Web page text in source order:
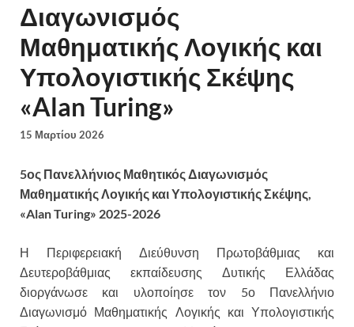
Διαγωνισμός
Μαθηματικής Λογικής και
Υπολογιστικής Σκέψης
«Alan Turing»
15 Μαρτίου 2026
5ος Πανελλήνιος Μαθητικός Διαγωνισμός
Μαθηματικής Λογικής και Υπολογιστικής Σκέψης,
«Alan Turing» 2025-2026
Η Περιφερειακή Διεύθυνση Πρωτοβάθμιας και
Δευτεροβάθμιας εκπαίδευσης Δυτικής Ελλάδας
διοργάνωσε και υλοποίησε τον 5ο Πανελλήνιο
Διαγωνισμό Μαθηματικής Λογικής και Υπολογιστικής